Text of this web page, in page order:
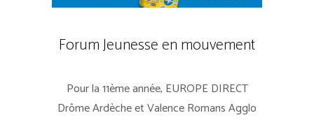
Forum Jeunesse en mouvement
Pour la 11ème année, EUROPE DIRECT
Drôme Ardèche et Valence Romans Agglo